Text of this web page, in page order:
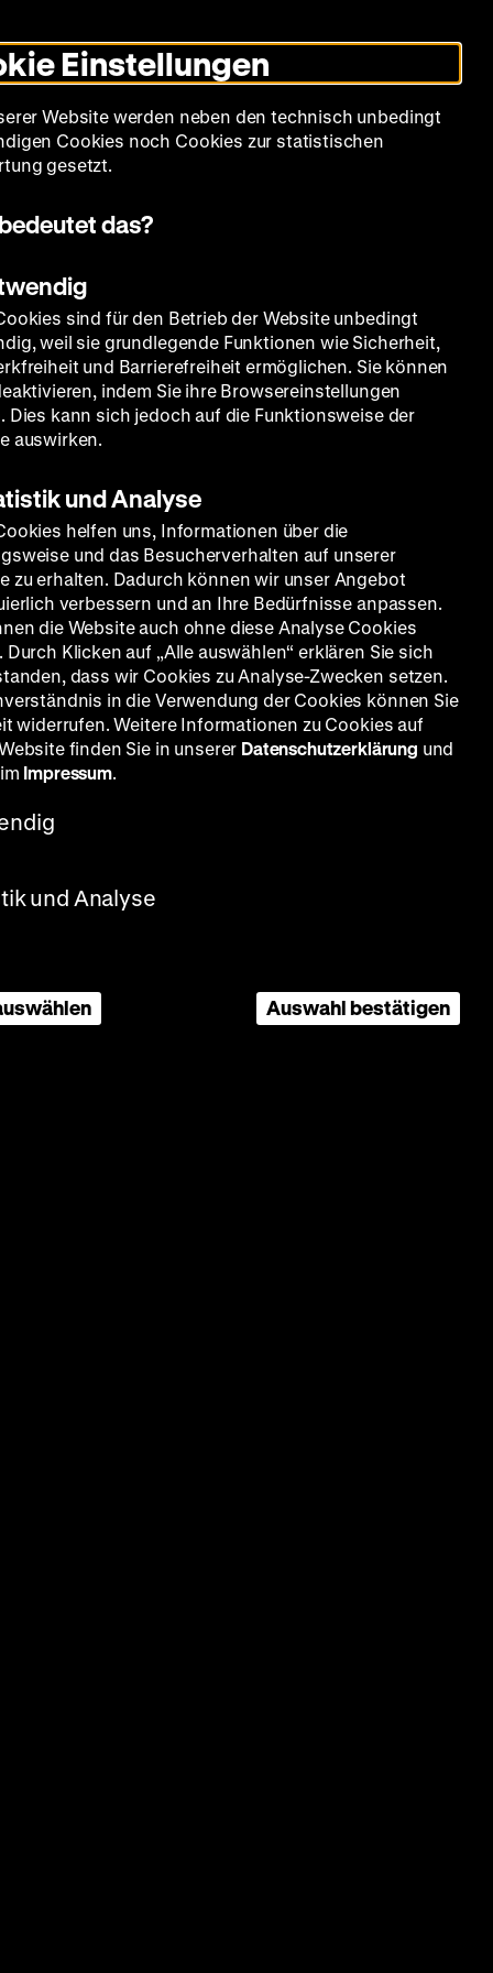
Modus
umschalten
Sprache
Filmreihen Über uns
Einstellungen
Website werden neben den technisch unbedingt
Cookies noch Cookies zur statistischen
gesetzt.
das?
sind für den Betrieb der Website unbedingt
weil sie grundlegende Funktionen wie Sicherheit,
und Barrierefreiheit ermöglichen. Sie können
indem Sie ihre Browsereinstellungen
Dies kann sich jedoch auf die Funktionsweise der
auswirken.
und Analyse
helfen uns, Informationen über die
und das Besucherverhalten auf unserer
zu erhalten. Dadurch können wir unser Angebot
verbessern und an Ihre Bedürfnisse anpassen.
die Website auch ohne diese Analyse Cookies
Durch Klicken auf „Alle auswählen“ erklären Sie sich
dass wir Cookies zu Analyse-Zwecken setzen.
in die Verwendung der Cookies können Sie
widerrufen. Weitere Informationen zu Cookies auf
finden Sie in unserer Datenschutzerklärung und
Impressum.
und Analyse
Auswahl bestätigen